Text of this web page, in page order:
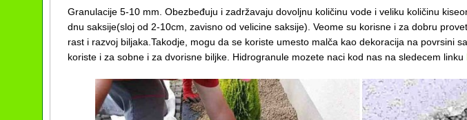
Granulacije 5-10 mm. Obezbeđuju i zadržavaju dovoljnu količinu vode i veliku količinu
dnu saksije(sloj od 2-10cm, zavisno od velicine saksije). Veome su korisne i za dobru
rast i razvoj biljaka.Takodje, mogu da se koriste umesto malča kao dekoracija na povrsini
koriste i za sobne i za dvorisne biljke. Hidrogranule mozete naci kod nas na sledecem linku